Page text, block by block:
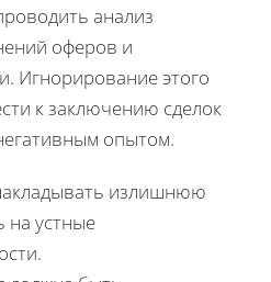
анализ
оферов и
Игнорирование этого
к заключению сделок
опытом.
излишнюю
на устные